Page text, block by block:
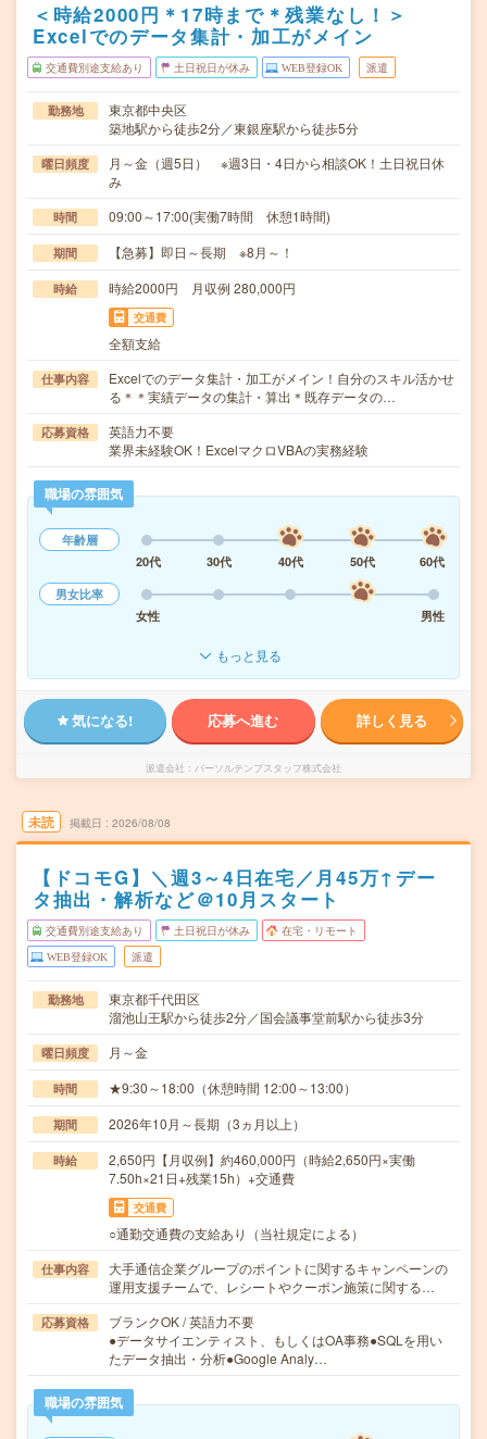
＜時給2000円＊17時まで＊残業なし！＞
Excelでのデータ集計・加工がメイン
交通費別途支給あり 土日祝日が休み WEB登録OK 派遣
勤務地
東京都中央区
築地駅から徒歩2分／東銀座駅から徒歩5分
曜日頻度
月～金（週5日） ※週3日・4日から相談OK！土日祝日休
み
時間 09:00～17:00(実働7時間 休憩1時間)
期間 【急募】即日～長期 ※8月～！
時給 時給2000円 月収例 280,000円
交通費
全額支給
仕事内容
Excelでのデータ集計・加工がメイン！自分のスキル活かせ
る＊＊実績データの集計・算出＊既存データの…
応募資格
英語力不要
業界未経験OK！ExcelマクロVBAの実務経験
職場の雰囲気
年齢層
20代
30代 40代 50代
60代
男女比率
女性
男性
もっと見る
気になる! 応募へ進む 詳しく見る
派遣会社 パーソルテンプスタッフ株式会社
未読 掲載日 2026/08/08
【ドコモG】＼週3～4日在宅／月45万↑デー
タ抽出・解析など＠10月スタート
交通費別途支給あり 土日祝日が休み 在宅・リモート
WEB登録OK 派遣
勤務地
東京都千代田区
溜池山王駅から徒歩2分／国会議事堂前駅から徒歩3分
曜日頻度 月～金
時間 ★9:30～18:00（休憩時間 12:00～13:00）
期間 2026年10月～長期（3ヵ月以上）
時給
2,650円【月収例】約460,000円（時給2,650円×実働
7.50h×21日+残業15h）+交通費
交通費
○通勤交通費の支給あり（当社規定による）
仕事内容
大手通信企業グループのポイントに関するキャンペーンの
運用支援チームで、レシートやクーポン施策に関する…
応募資格
ブランクOK / 英語力不要
●データサイエンティスト、もしくはOA事務●SQLを用い
たデータ抽出・分析●Google Analy…
職場の雰囲気